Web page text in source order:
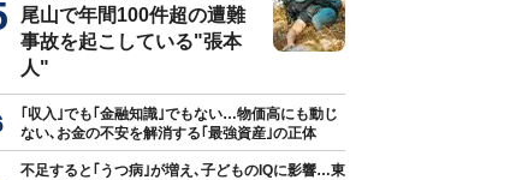
尾山で年間100件超の遭難
事故を起こしている"張本
人"
｢収入｣でも｢金融知識｣でもない…物価高にも動じ
ない､お金の不安を解消する｢最強資産｣の正体
不足すると｢うつ病｣が増え､子どものIQに影響…東